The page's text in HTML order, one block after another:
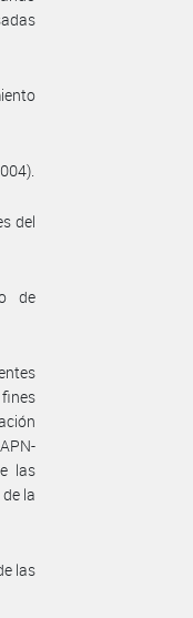
del
de
las
la
las